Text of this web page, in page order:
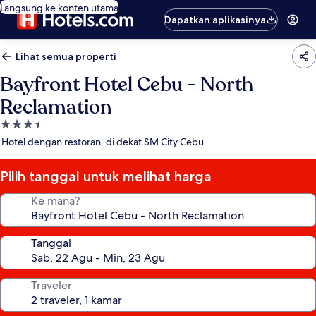
Langsung ke konten utama
Dapatkan aplikasinya
Lihat semua properti
Bayfront Hotel Cebu - North
Reclamation
Properti
bintang
Hotel dengan restoran, di dekat SM City Cebu
Pilih tanggal untuk melihat harga
Ke mana?
Tanggal
Traveler